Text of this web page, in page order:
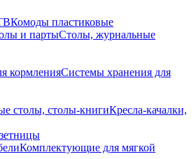
Комоды пластиковые
и партыСтолы, журнальные
кормленияСистемы хранения для
столы, столы-книгиКресла-качалки,
Комплектующие для мягкой